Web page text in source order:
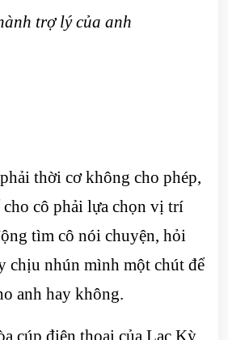
trợ lý của anh
thời cơ không cho phép,
cho cô phải lựa chọn vị trí
tìm cô nói chuyện, hỏi
chịu nhún mình một chút để
anh hay không.
cúp điện thoại của Lạc Kỳ,